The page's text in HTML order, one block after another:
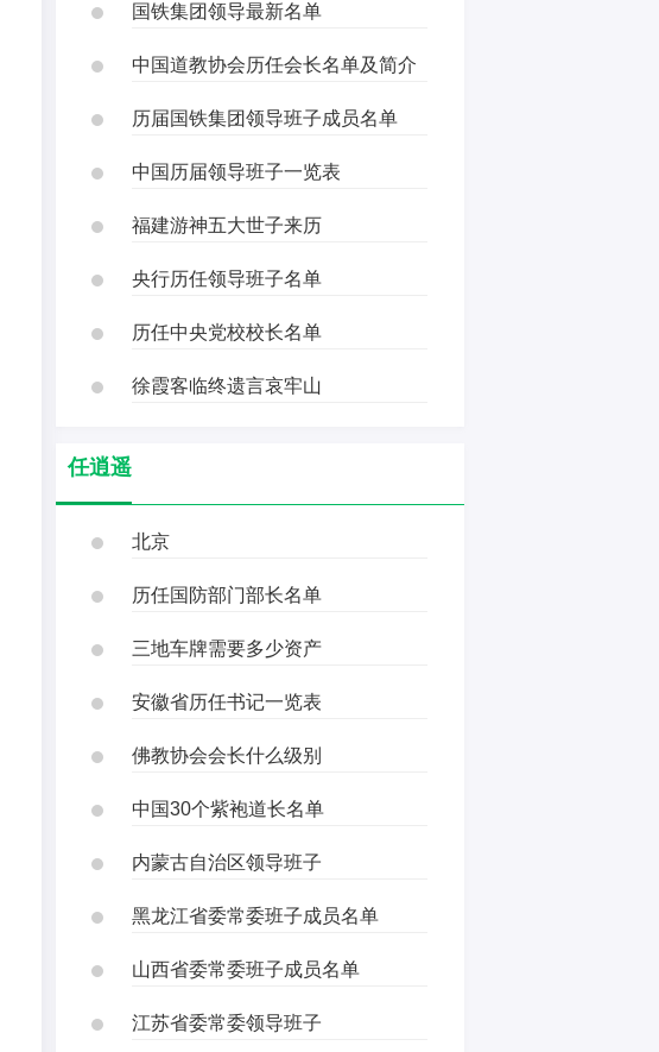
国铁集团领导最新名单
中国道教协会历任会长名单及简介
历届国铁集团领导班子成员名单
中国历届领导班子一览表
福建游神五大世子来历
央行历任领导班子名单
历任中央党校校长名单
徐霞客临终遗言哀牢山
任逍遥
北京
历任国防部门部长名单
三地车牌需要多少资产
安徽省历任书记一览表
佛教协会会长什么级别
中国30个紫袍道长名单
内蒙古自治区领导班子
黑龙江省委常委班子成员名单
山西省委常委班子成员名单
江苏省委常委领导班子